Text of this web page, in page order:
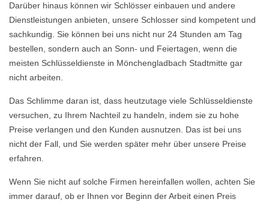
Darüber hinaus können wir Schlösser einbauen und andere
Dienstleistungen anbieten, unsere Schlosser sind kompetent und
sachkundig. Sie können bei uns nicht nur 24 Stunden am Tag
bestellen, sondern auch an Sonn- und Feiertagen, wenn die
meisten Schlüsseldienste in Mönchengladbach Stadtmitte gar
nicht arbeiten.
Das Schlimme daran ist, dass heutzutage viele Schlüsseldienste
versuchen, zu Ihrem Nachteil zu handeln, indem sie zu hohe
Preise verlangen und den Kunden ausnutzen. Das ist bei uns
nicht der Fall, und Sie werden später mehr über unsere Preise
erfahren.
Wenn Sie nicht auf solche Firmen hereinfallen wollen, achten Sie
immer darauf, ob er Ihnen vor Beginn der Arbeit einen Preis